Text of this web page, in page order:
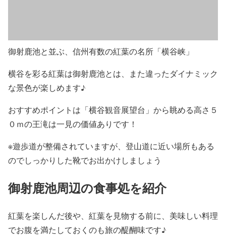
御射鹿池と並ぶ、信州有数の紅葉の名所「横谷峡」
横谷を彩る紅葉は御射鹿池とは、また違ったダイナミック
な景色が楽しめます♪
おすすめポイントは「横谷観音展望台」から眺める高さ５
０ｍの王滝は一見の価値ありです！
※遊歩道が整備されていますが、登山道に近い場所もある
のでしっかりした靴でお出かけしましょう
御射鹿池周辺の食事処を紹介
紅葉を楽しんだ後や、紅葉を見物する前に、美味しい料理
でお腹を満たしておくのも旅の醍醐味です♪